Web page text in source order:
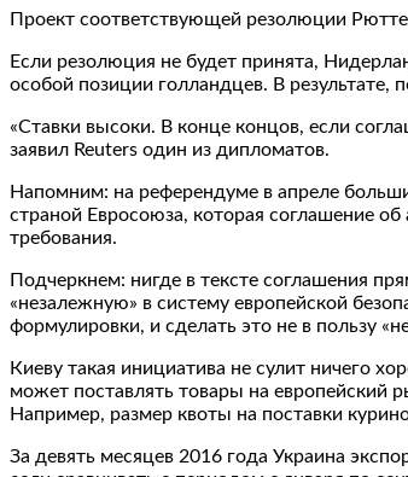
Проект соответствующей резолюции Рютте
Если резолюция не будет принята,
особой позиции голландцев. В результате,
«Ставки высоки. В конце концов, если
заявил Reuters один из дипломатов.
Напомним: на референдуме в апреле
страной Евросоюза, которая соглашение
требования.
Подчеркнем: нигде в тексте соглашения
«незалежную» в систему европейской
формулировки, и сделать это не в пользу
Киеву такая инициатива не сулит ничего
может поставлять товары на европейский
Например, размер квоты на поставки
За девять месяцев 2016 года Украина